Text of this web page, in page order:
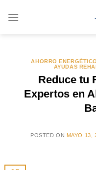
AHORRO ENERGÉTICO
AYUDAS
Reduce tu
Expertos en
POSTED ON MAYO 13,